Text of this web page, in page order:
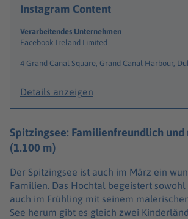
Instagram Content
Verarbeitendes Unternehmen
Facebook Ireland Limited
4 Grand Canal Square, Grand Canal Harbour,
Details anzeigen
Spitzingsee: Familienfreundlich und
(1.100 m)
Der Spitzingsee ist auch im März ein
Familien. Das Hochtal begeistert sowohl
auch im Frühling mit seinem
See herum gibt es gleich zwei